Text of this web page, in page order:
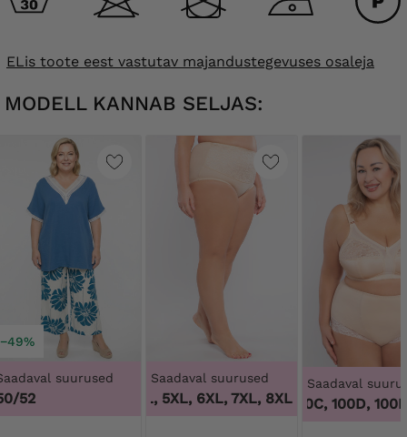
ELis toote eest vastutav majandustegevuses osaleja
MODELL KANNAB SELJAS:
−49%
suurused
52
Saadaval suurused
3XL, 4XL, 5XL, 6XL, 7XL, 8XL, 9XL, 3XL, 4XL,
Saadaval
100B, 100C, 100D,